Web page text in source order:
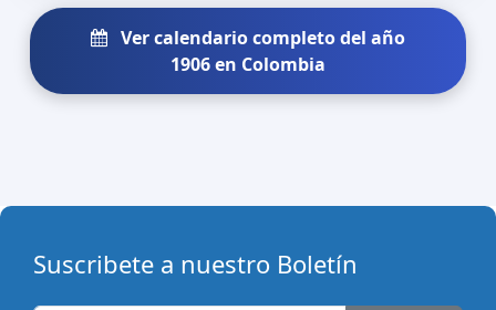
Ver calendario completo del año
1906 en Colombia
Suscribete a nuestro Boletín